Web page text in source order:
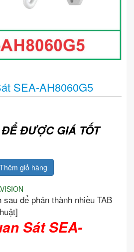
SEA-AH8060G5
ĐƯỢC GIÁ TỐT
Thêm giỏ hàng
để phân thành nhiều TAB
Sát SEA-